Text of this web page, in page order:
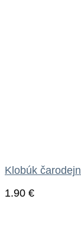
Klobúk
1.90 €